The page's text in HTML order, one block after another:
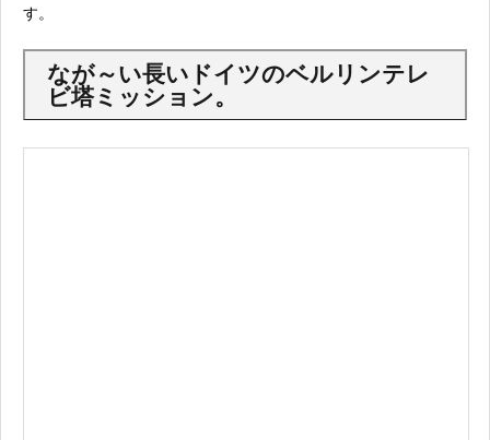
す。
なが～い長いドイツのベルリンテレ
ビ塔ミッション。